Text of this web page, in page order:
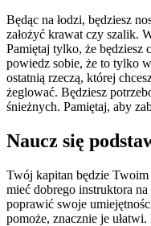
Będąc na łodzi, będziesz
założyć krawat czy szalik.
Pamiętaj tylko, że
powiedz sobie, że to tylko
ostatnią rzeczą, której
żeglować. Będziesz
śnieżnych. Pamiętaj, aby
Naucz się
Twój kapitan będzie Twoim
mieć dobrego instruktora
poprawić swoje
pomoże, znacznie je